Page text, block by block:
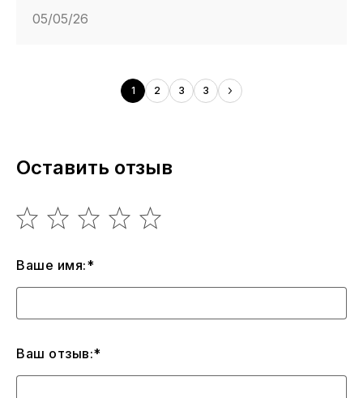
05/05/26
1 2 3 3
Оставить отзыв
Ваше имя:*
Ваш отзыв:*